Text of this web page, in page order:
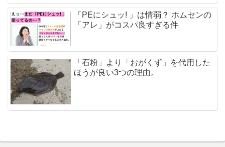
「PEにシュッ! 」は情弱？ ホムセンの
「アレ」がコスパ良すぎる件
「石粉」より「おがくず」を代用した
ほうが良い3つの理由。